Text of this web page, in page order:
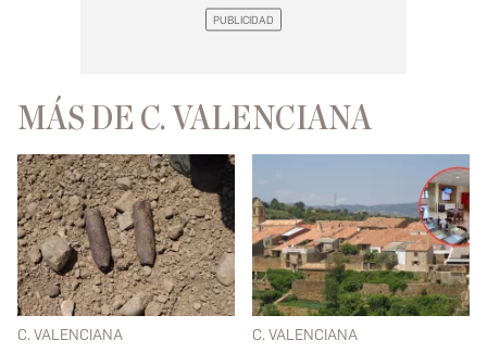
MÁS DE C. VALENCIANA
C. VALENCIANA C. VALENCIANA